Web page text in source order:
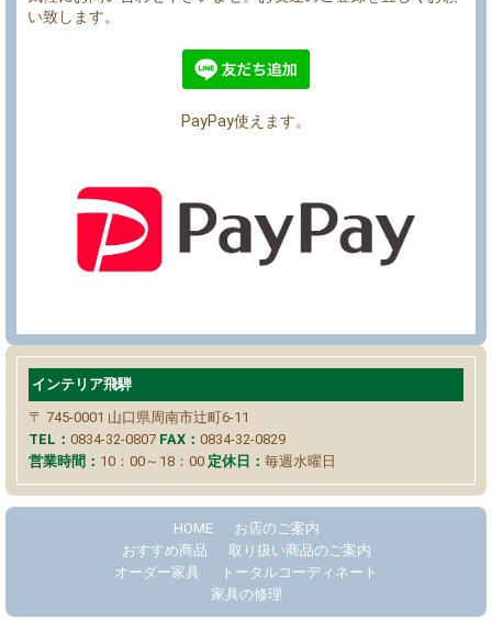
い致します。
PayPay使えます。
インテリア飛騨
〒 745-0001 山口県周南市辻町6-11
TEL： 0834-32-0807 FAX： 0834-32-0829
営業時間： 10：00～18：00 定休日： 毎週水曜日
HOME
お店のご案内
おすすめ商品
取り扱い商品のご案内
オーダー家具
トータルコーディネート
家具の修理